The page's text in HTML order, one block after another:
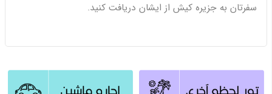
سفرتان به جزیره کیش از ایشان دریافت کنید.